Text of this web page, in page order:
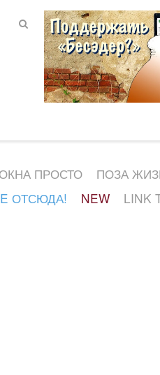
ОКНА ПРОСТО ПОЗА
ОТСЮДА! NEW LINK